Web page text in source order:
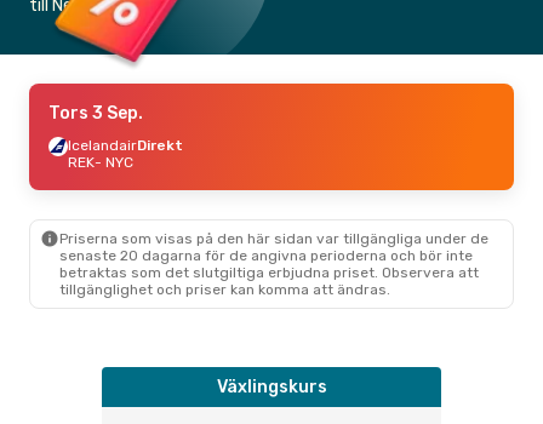
till New York
Tors 3 Sep.
IcelandairDirekt
REK- NYC
Priserna som visas på den här sidan var tillgängliga under de
senaste 20 dagarna för de angivna perioderna och bör inte
betraktas som det slutgiltiga erbjudna priset. Observera att
tillgänglighet och priser kan komma att ändras.
Växlingskurs